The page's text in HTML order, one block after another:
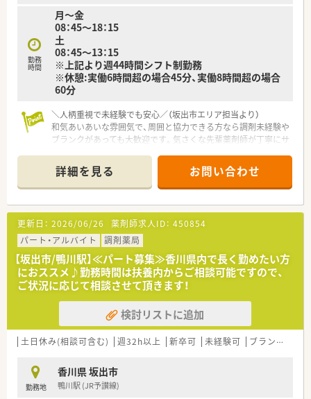
勤務
時間
月～金
08：45～18：15
土
08：45～13：15
※上記より週44時間シフト制勤務
※休憩:実働6時間超の場合45分、実働8時間超の場合
60分
＼人柄重視で未経験でも安心／（坂出市エリア担当より）
和気あいあいな雰囲気で、周囲と協力できる方なら調剤未経験や
ブランクがあっても大歓迎です。気さくな先輩薬剤師が丁寧にサ
＊------------------------------------------＊
【店舗情報と応需状況について】
■鴨川駅から徒歩6分ほどの場所に位置し、脳神経外科を中心に
幅広い診療科の処方箋を1日約100枚応需しています。
■整形外科や皮膚科、耳鼻咽喉科、眼科など専門性の高い科目の
処方も多く、様々な症例を経験することができる店舗です。
■2022年に移転リニューアルをしたスタイリッシュな外観で、
広々とした調剤室と座り投薬のカウンターを備えています。
【法人特徴について】
■医療や福祉をはじめ、教育や飲食など多角的な4つの事業を展
開し、地域社会を総合的に支えている安定した法人です。
■地域の医療を支える身近な薬局を目指しており、地域に密着し
ながら介護施設とも深く連携した薬局づくりをしています。
等の各種資格取得にも積極的に支援を行っている会社です。
【やりがい/おすすめポイント】
詳細を見る お問い合わせ
更新日： 2026/06/26 薬剤師求人ID： 450854
パート・アルバイト
調剤薬局
【坂出市/鴨川駅】≪パート募集≫香川県内で長く勤めたい方
におススメ♪勤務時間は扶養内からご相談可能ですので、
ご状況に応じて相談させて頂きます！
検討リストに追加
土日休み(相談可含む) 週32h以上 新卒可 未経験可 ブランク可
勤務地
香川県 坂出市
鴨川駅 (JR予讃線)